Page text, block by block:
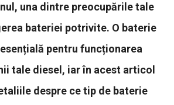
una dintre preocupările tale
bateriei potrivite. O baterie
pentru funcționarea
tale diesel, iar în acest articol
despre ce tip de baterie